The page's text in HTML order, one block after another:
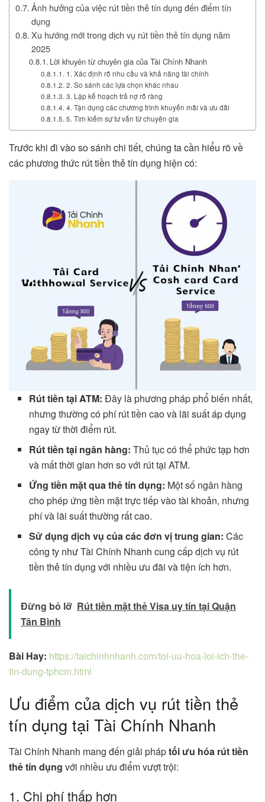
Ảnh hưởng của việc rút tiền thẻ tín dụng đến điểm tín
dụng
Xu hướng mới trong dịch vụ rút tiền thẻ tín dụng năm
2025
Lời khuyên từ chuyên gia của Tài Chính Nhanh
1. Xác định rõ nhu cầu và khả năng tài chính
2. So sánh các lựa chọn khác nhau
3. Lập kế hoạch trả nợ rõ ràng
4. Tận dụng các chương trình khuyến mãi và ưu đãi
5. Tìm kiếm sự tư vấn từ chuyên gia
Trước khi đi vào so sánh chi tiết, chúng ta cần hiểu rõ về
các phương thức rút tiền thẻ tín dụng hiện có:
Rút tiền tại ATM: Đây là phương pháp phổ biến nhất,
nhưng thường có phí rút tiền cao và lãi suất áp dụng
ngay từ thời điểm rút.
Rút tiền tại ngân hàng: Thủ tục có thể phức tạp hơn
và mất thời gian hơn so với rút tại ATM.
Ứng tiền mặt qua thẻ tín dụng: Một số ngân hàng
cho phép ứng tiền mặt trực tiếp vào tài khoản, nhưng
phí và lãi suất thường rất cao.
Sử dụng dịch vụ của các đơn vị trung gian: Các
công ty như Tài Chính Nhanh cung cấp dịch vụ rút
tiền thẻ tín dụng với nhiều ưu đãi và tiện ích hơn.
Đừng bỏ lỡ Rút tiền mặt thẻ Visa uy tín tại Quận
Tân Bình
Bài Hay: https://taichinhnhanh.com/toi-uu-hoa-loi-ich-the-
tin-dung-tphcm.html
Ưu điểm của dịch vụ rút tiền thẻ
tín dụng tại Tài Chính Nhanh
Tài Chính Nhanh mang đến giải pháptối ưu hóa rút tiền
thẻ tín dụng với nhiều ưu điểm vượt trội:
1. Chi phí thấp hơn